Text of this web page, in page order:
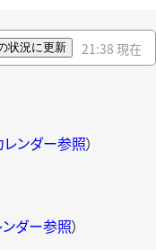
状況に更新 21:38 現在
レンダー参照）
ンダー参照）